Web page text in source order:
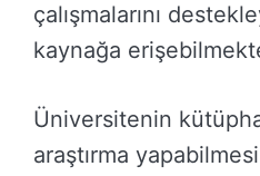
çalışmalarını
kaynağa
Üniversitenin
araştırma